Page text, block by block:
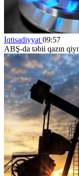
İqtisadiyyat 09:57
ABŞ-da təbii qazın